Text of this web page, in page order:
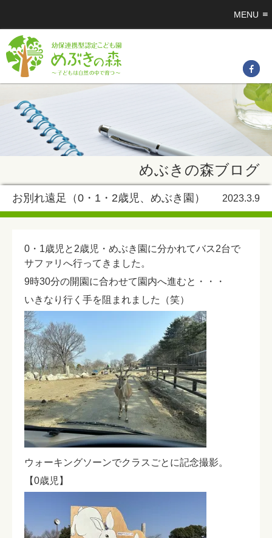
MENU
めぶきの森ブログ
お別れ遠足（0・1・2歳児、めぶき園） 2023.3.9
0・1歳児と2歳児・めぶき園に分かれてバス2台で
サファリへ行ってきました。
9時30分の開園に合わせて園内へ進むと・・・
いきなり行く手を阻まれました（笑）
ウォーキングソーンでクラスごとに記念撮影。
【0歳児】